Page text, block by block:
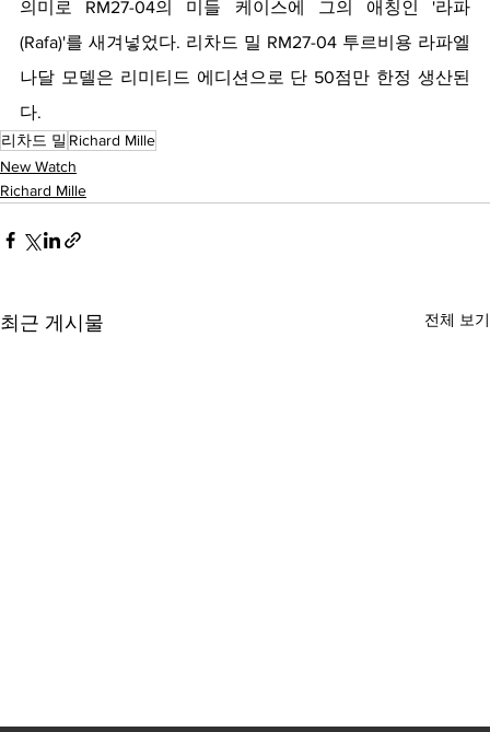
의미로 RM27-04의 미들 케이스에 그의 애칭인 '라파
(Rafa)'를 새겨넣었다. 리차드 밀 RM27-04 투르비용 라파엘
나달 모델은 리미티드 에디션으로 단 50점만 한정 생산된
다.
리차드 밀 Richard Mille
New Watch
Richard Mille
최근 게시물 전체 보기